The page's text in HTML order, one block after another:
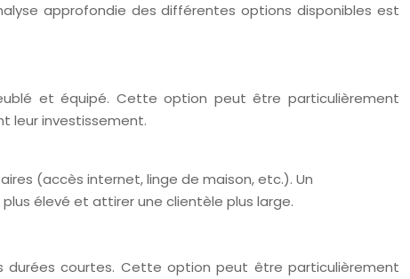
approfondie des différentes options disponibles est
et équipé. Cette option peut être particulièrement
leur investissement.
(accès internet, linge de maison, etc.). Un
élevé et attirer une clientèle plus large.
durées courtes. Cette option peut être particulièrement